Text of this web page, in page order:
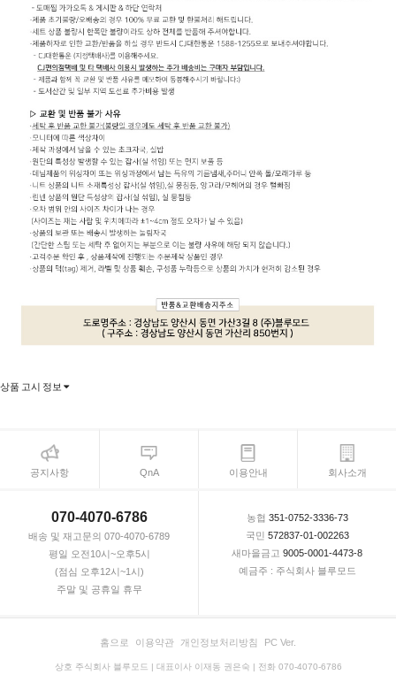
상품 고시 정보
공지사항 QnA 이용안내 회사소개
070-4070-6786
배송 및 재고문의 070-4070-6789
평일 오전10시~오후5시
(점심 오후12시~1시)
주말 및 공휴일 휴무
농협 351-0752-3336-73
국민 572837-01-002263
새마을금고 9005-0001-4473-8
예금주 : 주식회사 블루모드
홈으로 이용약관 개인정보처리방침 PC Ver.
상호 주식회사 블루모드 | 대표이사 이재동 권은숙 | 전화 070-4070-6786